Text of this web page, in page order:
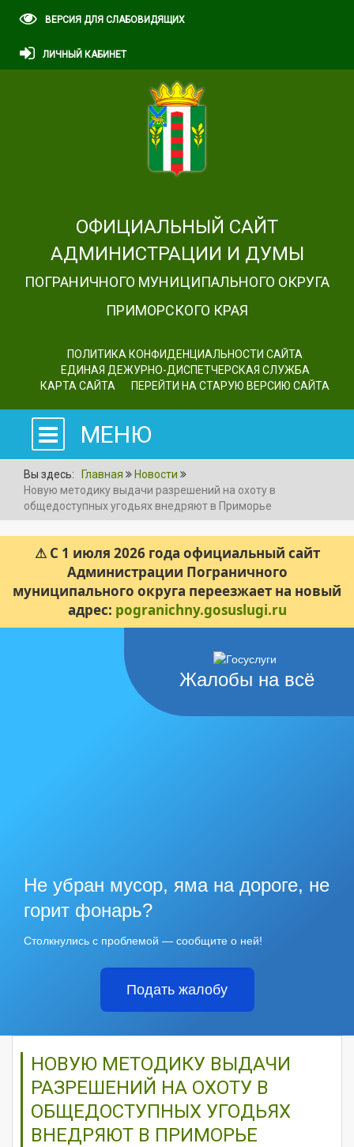
ВЕРСИЯ ДЛЯ СЛАБОВИДЯЩИХ
ЛИЧНЫЙ КАБИНЕТ
ОФИЦИАЛЬНЫЙ САЙТ
АДМИНИСТРАЦИИ И ДУМЫ
ПОГРАНИЧНОГО МУНИЦИПАЛЬНОГО ОКРУГА
ПРИМОРСКОГО КРАЯ
ПОЛИТИКА КОНФИДЕНЦИАЛЬНОСТИ САЙТА
ЕДИНАЯ ДЕЖУРНО-ДИСПЕТЧЕРСКАЯ СЛУЖБА
КАРТА САЙТА
ПЕРЕЙТИ НА СТАРУЮ ВЕРСИЮ САЙТА
МЕНЮ
Вы здесь: Главная
Новости
Новую методику выдачи разрешений на охоту в
общедоступных угодьях внедряют в Приморье
⚠ С 1 июля 2026 года официальный сайт
Администрации Пограничного
муниципального округа переезжает на новый
адрес: pogranichny.gosuslugi.ru
Жалобы на всё
Не убран мусор, яма на дороге, не
горит фонарь?
Столкнулись с проблемой — сообщите о ней!
Подать жалобу
НОВУЮ МЕТОДИКУ ВЫДАЧИ
РАЗРЕШЕНИЙ НА ОХОТУ В
ОБЩЕДОСТУПНЫХ УГОДЬЯХ
ВНЕДРЯЮТ В ПРИМОРЬЕ